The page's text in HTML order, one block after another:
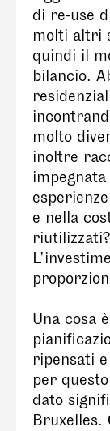
di re-use
molti altri
quindi il
bilancio.
molto
inoltre
e nella
Una cosa
ripensati
per
dato
Bruxelles.